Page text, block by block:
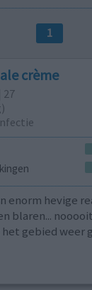
1
crème
27
enorm hevige
blaren...
gebied weer